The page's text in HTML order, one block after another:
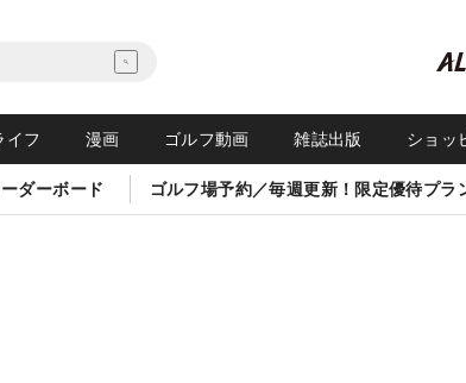
イフ 漫画 ゴルフ動画 雑誌出版 ショッ
ダーボード ゴルフ場予約／毎週更新！限定優待プラ